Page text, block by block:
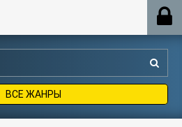
ВСЕ ЖАНРЫ